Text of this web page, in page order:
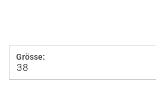
Grösse: